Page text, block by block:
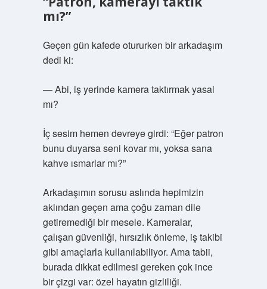
mı?”
Geçen gün kafede otururken bir arkadaşım
dedi ki:
— Abi, iş yerinde kamera taktırmak yasal
mı?
İç sesim hemen devreye girdi: “Eğer patron
bunu duyarsa seni kovar mı, yoksa sana
kahve ısmarlar mı?”
Arkadaşımın sorusu aslında hepimizin
aklından geçen ama çoğu zaman dile
getiremediği bir mesele. Kameralar,
çalışan güvenliği, hırsızlık önleme, iş takibi
gibi amaçlarla kullanılabiliyor. Ama tabii,
burada dikkat edilmesi gereken çok ince
bir çizgi var: özel hayatın gizliliği.